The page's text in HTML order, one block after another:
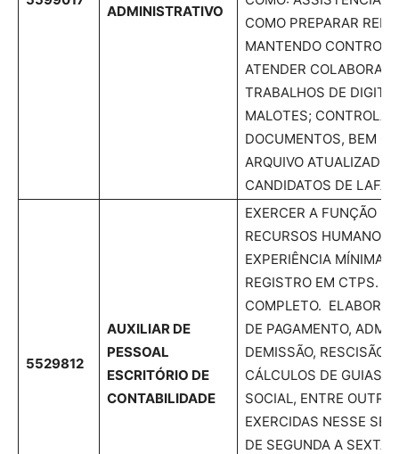
ADMINISTRATIVO
COMO PREPARAR
MANTENDO
ATENDER
TRABALHOS DE
MALOTES; CONTROLAR
DOCUMENTOS, BEM
ARQUIVO ATUALIZADO;
CANDIDATOS DE
5529812
AUXILIAR DE
PESSOAL
ESCRITÓRIO DE
CONTABILIDADE
EXERCER A FUNÇÃO
RECURSOS HUMANOS.
EXPERIÊNCIA MÍNIMA
REGISTRO EM CTPS.
COMPLETO.
DE PAGAMENTO,
DEMISSÃO, RESCISÃO
CÁLCULOS DE GUIAS
SOCIAL, ENTRE
EXERCIDAS NESSE
DE SEGUNDA A SEXTA